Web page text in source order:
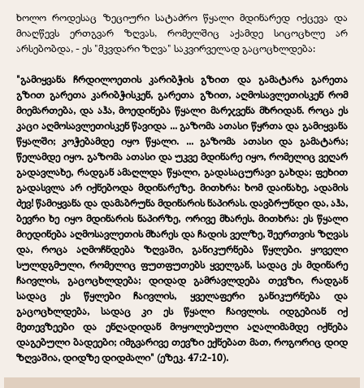
ხოლო როდესაც ზეციური სატაძრო წყალი მდინარედ იქცევა და
მიაღწევს ერთგვარ ზღვას, რომელშიც აქამდე სიცოცხლე არ
არსებობდა, - ეს "მკვდარი ზღვა" საკვირველად გაცოცხლდება:
"გამიყვანა ჩრდილოეთის კარიბჭის გზით და გამატარა გარეთა
გზით გარეთა კარიბჭისკენ, გარეთა გზით, აღმოსავლეთისკენ რომ
მიემართება, და აჰა, მოედინება წყალი მარჯვენა მხრიდან. როცა ეს
კაცი აღმოსავლეთისკენ წავიდა ... გაზომა ათასი წყრთა და გამიყვანა
წყალში; კოჭებამდე იყო წყალი. ... გაზომა ათასი და გამატარა;
წელამდე იყო. გაზომა ათასი და უკვე მდინარე იყო, რომელიც ვეღარ
გადავლახე, რადგან ამაღლდა წყალი, გადასაცურავი გახდა; ფეხით
გადასვლა არ იქნებოდა მდინარეზე. მითხრა: ხომ დაინახე, ადამის
ძევ! წამიყვანა და დამაბრუნა მდინარის ნაპირას. დავბრუნდი და, აჰა,
ბევრი ხე იყო მდინარის ნაპირზე, ორივე მხარეს. მითხრა: ეს წყალი
მიედინება აღმოსავლეთის მხარეს და ჩადის ველზე, შეერთვის ზღვას
და, როცა აღმოჩნდება ზღვაში, განიკურნება წყლები. ყოველი
სულდგმული, რომელიც ფუთფუთებს ყველგან, სადაც ეს მდინარე
ჩაივლის, გაცოცხლდება; დიდად გამრავლდება თევზი, რადგან
სადაც ეს წყლები ჩაივლის, ყველაფერი განიკურნება და
გაცოცხლდება, სადაც კი ეს წყალი ჩაივლის. იდგებიან იქ
მეთევზეები და ენღადიდან მოყოლებული აღალიმამდე იქნება
დაგებული ბადეები; იმგვარივე თევზი ექნებათ მათ, როგორიც დიდ
ზღვაშია, დიდზე დიდძალი" (ეზეკ. 47:2-10).